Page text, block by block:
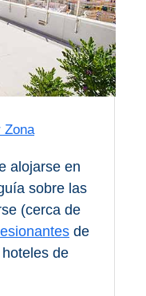
Zona
alojarse en
sobre las
(cerca de
de
de